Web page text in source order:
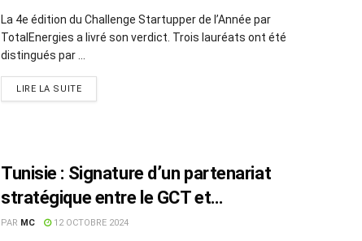
La 4e édition du Challenge Startupper de l’Année par
TotalEnergies a livré son verdict. Trois lauréats ont été
distingués par ...
LIRE LA SUITE
Tunisie : Signature d’un partenariat
stratégique entre le GCT et
TotalEnergies
PAR MC 12 OCTOBRE 2024